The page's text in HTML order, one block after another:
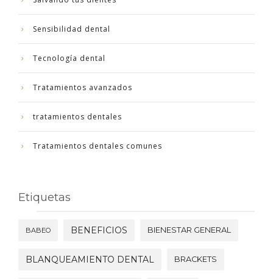
Sensibilidad dental
Tecnología dental
Tratamientos avanzados
tratamientos dentales
Tratamientos dentales comunes
Etiquetas
BABEO BENEFICIOS BIENESTAR GENERAL
BLANQUEAMIENTO DENTAL BRACKETS